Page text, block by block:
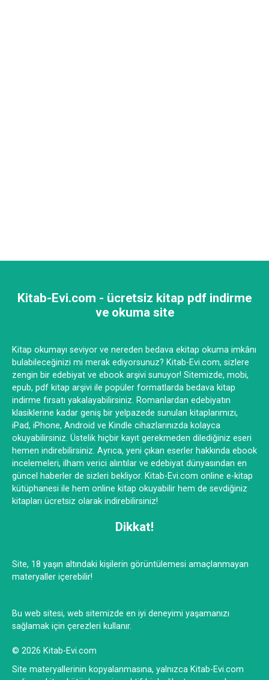
Kitab-Evi.com - ücretsiz kitap pdf indirme
ve okuma site
Kitap okumayı seviyor ve nereden bedava ekitap okuma imkânı
bulabileceğinizi mi merak ediyorsunuz? Kitab-Evi.com, sizlere
zengin bir edebiyat ve ebook arşivi sunuyor! Sitemizde, mobi,
epub, pdf kitap arşivi ile popüler formatlarda bedava kitap
indirme fırsatı yakalayabilirsiniz. Romanlardan edebiyatın
klasiklerine kadar geniş bir yelpazede sunulan kitaplarımızı,
iPad, iPhone, Android ve Kindle cihazlarınızda kolayca
okuyabilirsiniz. Üstelik hiçbir kayıt gerekmeden dilediğiniz eseri
hemen indirebilirsiniz. Ayrıca, yeni çıkan eserler hakkında ebook
incelemeleri, ilham verici alıntılar ve edebiyat dünyasından en
güncel haberler de sizleri bekliyor. Kitab-Evi.com online e-kitap
kütüphanesi ile hem online kitap okuyabilir hem de sevdiğiniz
kitapları ücretsiz olarak indirebilirsiniz!
Dikkat!
Site, 18 yaşın altındaki kişilerin görüntülemesi amaçlanmayan
materyaller içerebilir!
Bu web sitesi, web sitemizde en iyi deneyimi yaşamanızı
sağlamak için çerezleri kullanır.
© 2026 Kitab-Evi.com
Site materyallerinin kopyalanmasına, yalnızca Kitab-Evi.com